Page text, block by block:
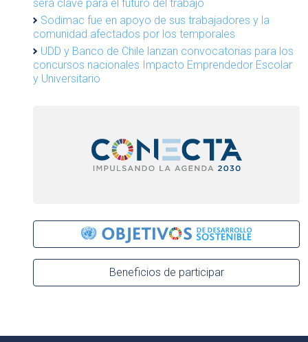
será clave para el futuro del trabajo
Sodimac fue en apoyo de sus trabajadores y la
comunidad afectados por los temporales
UDD y Banco de Chile lanzan convocatorias para los
concursos nacionales Impacto Emprendedor Escolar
y Universitario
Beneficios de participar